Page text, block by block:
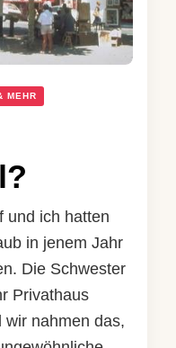
MEHR
und ich hatten
in jenem Jahr
Die Schwester
Privathaus
wir nahmen das,